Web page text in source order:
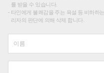
를 받을 수 있습니다.
타인에게 불쾌감을 주는 욕설 등 비하하
리자의 판단에 의해 삭제 합니다.